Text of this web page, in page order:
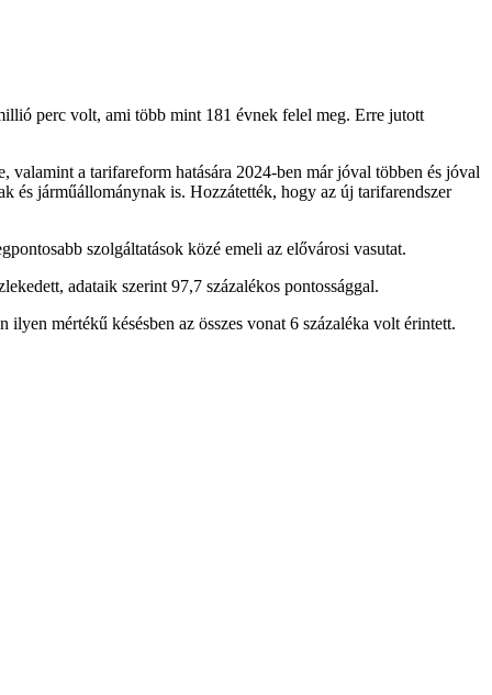
perc volt, ami több mint 181 évnek felel meg. Erre jutott
valamint a tarifareform hatására 2024-ben már jóval többen és jóval
és járműállománynak is. Hozzátették, hogy az új tarifarendszer
szolgáltatások közé emeli az elővárosi vasutat.
adataik szerint 97,7 százalékos pontossággal.
mértékű késésben az összes vonat 6 százaléka volt érintett.